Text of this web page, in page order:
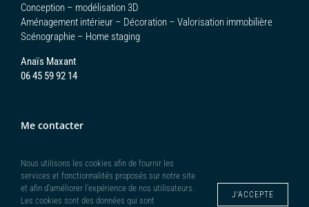
Conception – modélisation 3D
Aménagement intérieur – Décoration – Valorisation immobilière
Scénographie – Home staging
Anaïs Maxant
06 45 59 92 14
Me contacter
Nous utilisons les cookies afin de fournir les
services et fonctionnalités proposés sur notre site
et afin d’améliorer l’expérience de nos utilisateurs.
Les cookies sont des données qui sont
J'ACCEPTE